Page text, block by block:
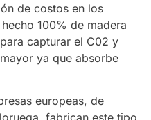
de costos en los
100% de madera
capturar el C02 y
ya que absorbe
europeas, de